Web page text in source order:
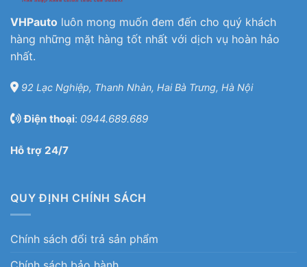
VHPauto luôn mong muốn đem đến cho quý khách
hàng những mặt hàng tốt nhất với dịch vụ hoàn hảo
nhất.
92 Lạc Nghiệp, Thanh Nhàn, Hai Bà Trưng, Hà Nội
Điện thoại: 0944.689.689
Hỗ trợ 24/7
QUY ĐỊNH CHÍNH SÁCH
Chính sách đổi trả sản phẩm